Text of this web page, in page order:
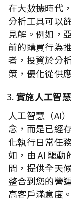
在大數據時代
分析工具可以
見解。例如，
前的購買行為
者，投資於分
策，優化從供
實施人工智
人工智慧（AI
念，而是已經
化執行日常任
如，由 AI 驅動
問，提供全天
整合到您的營
高客戶滿意度。